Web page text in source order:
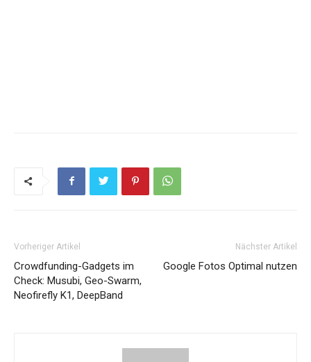
Vorheriger Artikel
Crowdfunding-Gadgets im
Check: Musubi, Geo-Swarm,
Neofirefly K1, DeepBand
Nächster Artikel
Google Fotos Optimal nutzen